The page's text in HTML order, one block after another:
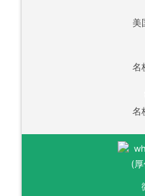
美
名
名